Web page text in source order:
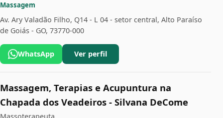
Massagem
Av. Ary Valadão Filho, Q14 - L 04 - setor central, Alto Paraíso
de Goiás - GO, 73770-000
WhatsApp Ver perfil
Massagem, Terapias e Acupuntura na
Chapada dos Veadeiros - Silvana DeCome